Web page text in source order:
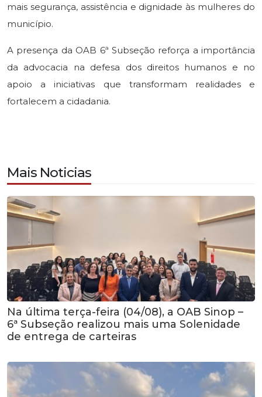
mais segurança, assistência e dignidade às mulheres do
município.
A presença da OAB 6ª Subseção reforça a importância
da advocacia na defesa dos direitos humanos e no
apoio a iniciativas que transformam realidades e
fortalecem a cidadania.
Mais Noticias
Na última terça-feira (04/08), a OAB Sinop –
6ª Subseção realizou mais uma Solenidade
de entrega de carteiras